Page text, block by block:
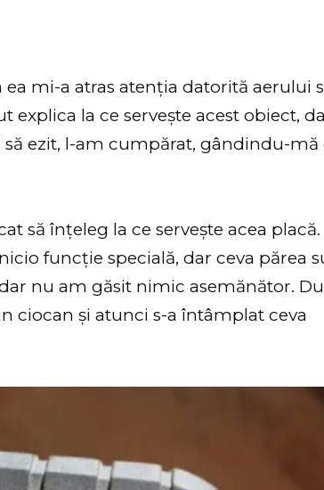
ea mi-a atras atenția datorită aerului
explica la ce servește acest obiect,
ezit, l-am cumpărat, gândindu-mă
să înțeleg la ce servește acea placă.
funcție specială, dar ceva părea
nu am găsit nimic asemănător.
ciocan și atunci s-a întâmplat ceva